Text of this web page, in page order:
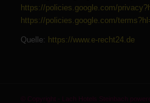
https://policies.google.com/
https://policies.google.com/
Quelle: https://www.e-recht24.de
© Copyright - Lach Hotels Steinbach